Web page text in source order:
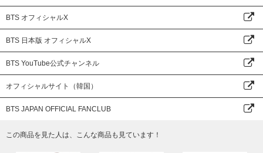
BTS オフィシャルX
BTS 日本版 オフィシャルX
BTS YouTube公式チャンネル
オフィシャルサイト（韓国）
BTS JAPAN OFFICIAL FANCLUB
この商品を見た人は、こんな商品も見ています！